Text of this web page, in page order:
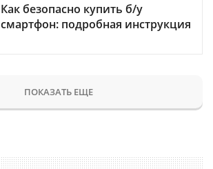
Как безопасно купить б/у
смартфон: подробная инструкция
ПОКАЗАТЬ ЕЩЕ